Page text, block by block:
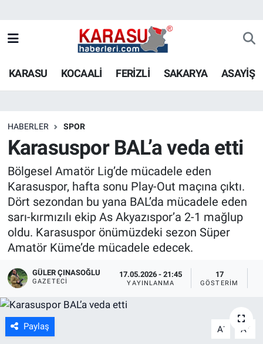
KARASU KOCAALİ FERİZLİ SAKARYA ASAYİŞ
HABERLER SPOR
Karasuspor BAL’a veda etti
Bölgesel Amatör Lig’de mücadele eden
Karasuspor, hafta sonu Play-Out maçına çıktı.
Dört sezondan bu yana BAL’da mücadele eden
sarı-kırmızılı ekip As Akyazıspor’a 2-1 mağlup
oldu. Karasuspor önümüzdeki sezon Süper
Amatör Küme’de mücadele edecek.
GÜLER ÇINASOĞLU
GAZETECI
17.05.2026 - 21:45
YAYINLANMA
17
GÖSTERIM
Paylaş A- A +